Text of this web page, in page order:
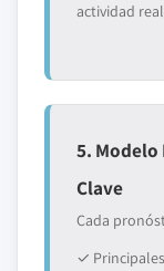
actividad
5. Modelo
Clave
Cada
✓